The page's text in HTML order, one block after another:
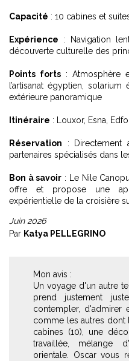
Capacité : 10 cabines et
Expérience : Navigation
découverte culturelle des
Points forts : Atmosphère
l’artisanat égyptien,
extérieure panoramique
Itinéraire : Louxor, Esna,
Réservation : Directement
partenaires spécialisés dans
Bon à savoir : Le Nile
offre et propose une
expérientielle de la croisière
Juin 2026
Par Katya PELLEGRINO
Mon avis :
Un voyage d'un autre
prend justement
contempler, d'admirer
comme les autres
cabines (10), une
travaillée, mélange
orientale. Oscar vous